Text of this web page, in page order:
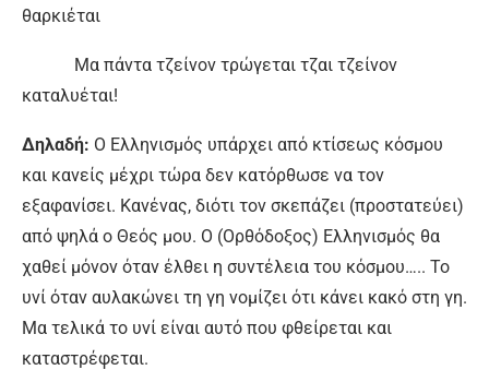
θαρκιέται
Μα πάντα τζείνον τρώγεται τζαι τζείνον
καταλυέται!
Δηλαδή: Ο Ελληνισμός υπάρχει από κτίσεως κόσμου
και κανείς μέχρι τώρα δεν κατόρθωσε να τον
εξαφανίσει. Κανένας, διότι τον σκεπάζει (προστατεύει)
από ψηλά ο Θεός μου. Ο (Ορθόδοξος) Ελληνισμός θα
χαθεί μόνον όταν έλθει η συντέλεια του κόσμου….. Το
υνί όταν αυλακώνει τη γη νομίζει ότι κάνει κακό στη γη.
Μα τελικά το υνί είναι αυτό που φθείρεται και
καταστρέφεται.